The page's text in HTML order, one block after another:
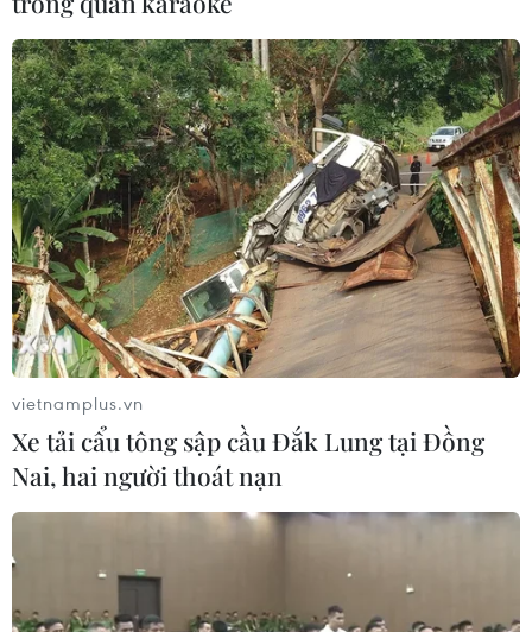
vietnamplus.vn
Xe tải cẩu tông sập cầu Đắk Lung tại Đồng
Nai, hai người thoát nạn